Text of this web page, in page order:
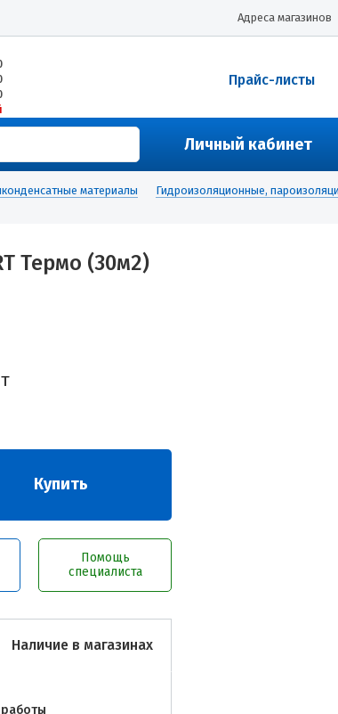
Адреса магазинов
Прайс-листы
Личный кабинет
материалы
Гидроизоляционные,
Термо (30м2)
Купить
Помощь
специалиста
Наличие в магазинах